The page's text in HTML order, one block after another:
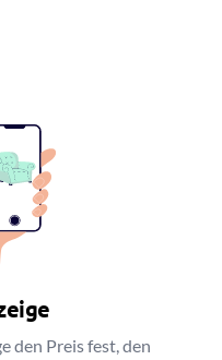
den Preis fest, den